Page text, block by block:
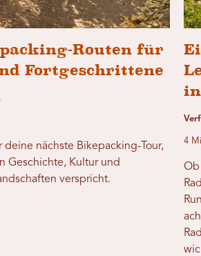
Routen für
Fortgeschrittene
deine nächste Bikepacking-Tour,
Geschichte, Kultur und
verspricht.
4
Ob